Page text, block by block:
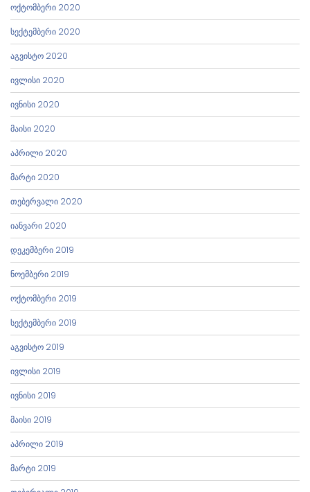
ოქტომბერი 2020
სექტემბერი 2020
აგვისტო 2020
ივლისი 2020
ივნისი 2020
მაისი 2020
აპრილი 2020
მარტი 2020
თებერვალი 2020
იანვარი 2020
დეკემბერი 2019
ნოემბერი 2019
ოქტომბერი 2019
სექტემბერი 2019
აგვისტო 2019
ივლისი 2019
ივნისი 2019
მაისი 2019
აპრილი 2019
მარტი 2019